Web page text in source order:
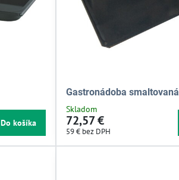
Do košíka
Gastronádoba smaltovaná
Skladom
72,57 €
59 € bez DPH